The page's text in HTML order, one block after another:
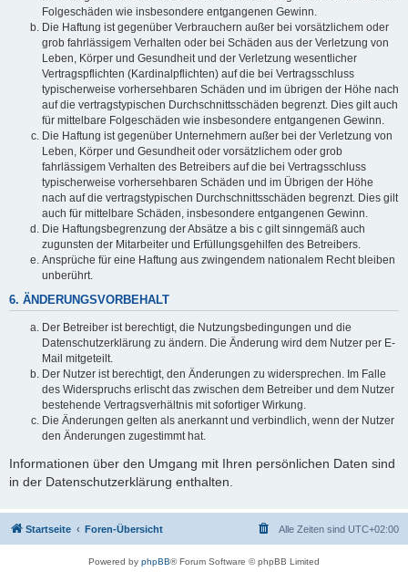
Folgeschäden wie insbesondere entgangenen Gewinn.
Die Haftung ist gegenüber Verbrauchern außer bei vorsätzlichem oder
grob fahrlässigem Verhalten oder bei Schäden aus der Verletzung von
Leben, Körper und Gesundheit und der Verletzung wesentlicher
Vertragspflichten (Kardinalpflichten) auf die bei Vertragsschluss
typischerweise vorhersehbaren Schäden und im übrigen der Höhe nach
auf die vertragstypischen Durchschnittsschäden begrenzt. Dies gilt auch
für mittelbare Folgeschäden wie insbesondere entgangenen Gewinn.
Die Haftung ist gegenüber Unternehmern außer bei der Verletzung von
Leben, Körper und Gesundheit oder vorsätzlichem oder grob
fahrlässigem Verhalten des Betreibers auf die bei Vertragsschluss
typischerweise vorhersehbaren Schäden und im Übrigen der Höhe
nach auf die vertragstypischen Durchschnittsschäden begrenzt. Dies gilt
auch für mittelbare Schäden, insbesondere entgangenen Gewinn.
Die Haftungsbegrenzung der Absätze a bis c gilt sinngemäß auch
zugunsten der Mitarbeiter und Erfüllungsgehilfen des Betreibers.
Ansprüche für eine Haftung aus zwingendem nationalem Recht bleiben
unberührt.
6. ÄNDERUNGSVORBEHALT
Der Betreiber ist berechtigt, die Nutzungsbedingungen und die
Datenschutzerklärung zu ändern. Die Änderung wird dem Nutzer per E-
Mail mitgeteilt.
Der Nutzer ist berechtigt, den Änderungen zu widersprechen. Im Falle
des Widerspruchs erlischt das zwischen dem Betreiber und dem Nutzer
bestehende Vertragsverhältnis mit sofortiger Wirkung.
Die Änderungen gelten als anerkannt und verbindlich, wenn der Nutzer
den Änderungen zugestimmt hat.
Informationen über den Umgang mit Ihren persönlichen Daten sind
in der Datenschutzerklärung enthalten.
Startseite Foren-Übersicht Alle Zeiten sind UTC+02:00
Powered by phpBB® Forum Software © phpBB Limited